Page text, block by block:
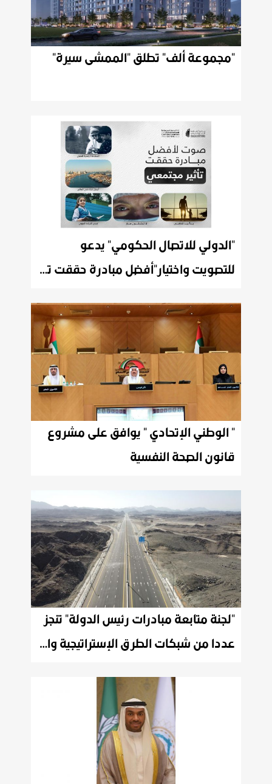
"مجموعةألف"تطلق"الممشىسيرة"
"الدولي للاتصال الحكومي" يدعو
للتصويت واختيار"أفضل مبادرة حققت تأثيرا مجتمعيا"
" الوطني الإتحادي " يوافق على مشروع
قانون الصحة النفسية
"لجنة متابعة مبادرات رئيس الدولة" تنجز
عددا من شبكات الطرق الإستراتيجية والبنى التحتية تختصر المسافة بين مختلف مناطق الدولة بتكلفة 1.950 مليار درهم